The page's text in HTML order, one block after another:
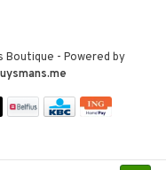
Boutique - Powered by